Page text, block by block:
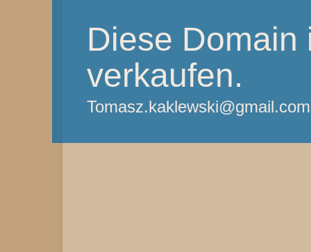
Diese Domain
verkaufen.
Tomasz.kaklewski@gmail.com